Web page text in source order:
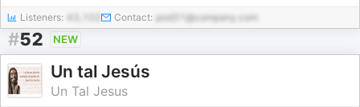
Listeners: Contact: pod31@company.com
#52 NEW
Un tal Jesús
Un Tal Jesus